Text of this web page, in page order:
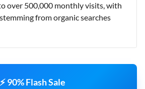
over 500,000 monthly visits, with
from organic searches
⚡ 90% Flash Sale